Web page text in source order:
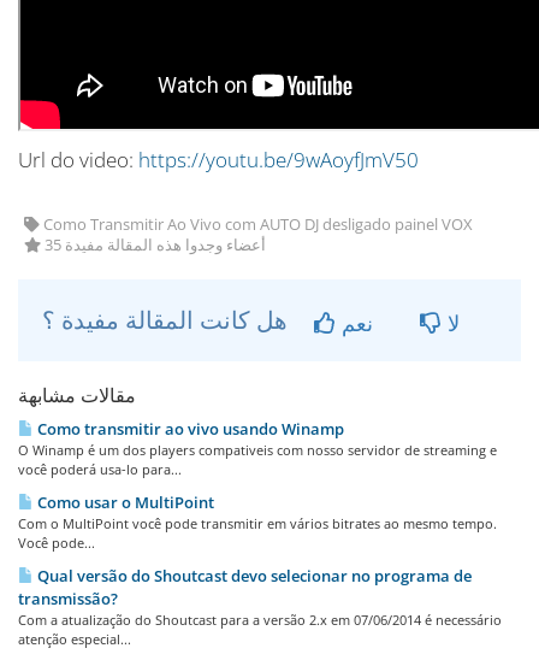
Url do video: https://youtu.be/9wAoyfJmV50
Como Transmitir Ao Vivo com AUTO DJ desligado painel VOX
35 أعضاء وجدوا هذه المقالة مفيدة
نعم لا
مقالات مشابهة
Como transmitir ao vivo usando Winamp
O Winamp é um dos players compativeis com nosso servidor de streaming e
você poderá usa-lo para...
Como usar o MultiPoint
Com o MultiPoint você pode transmitir em vários bitrates ao mesmo tempo.
Você pode...
Qual versão do Shoutcast devo selecionar no programa de
transmissão?
Com a atualização do Shoutcast para a versão 2.x em 07/06/2014 é necessário
atenção especial...